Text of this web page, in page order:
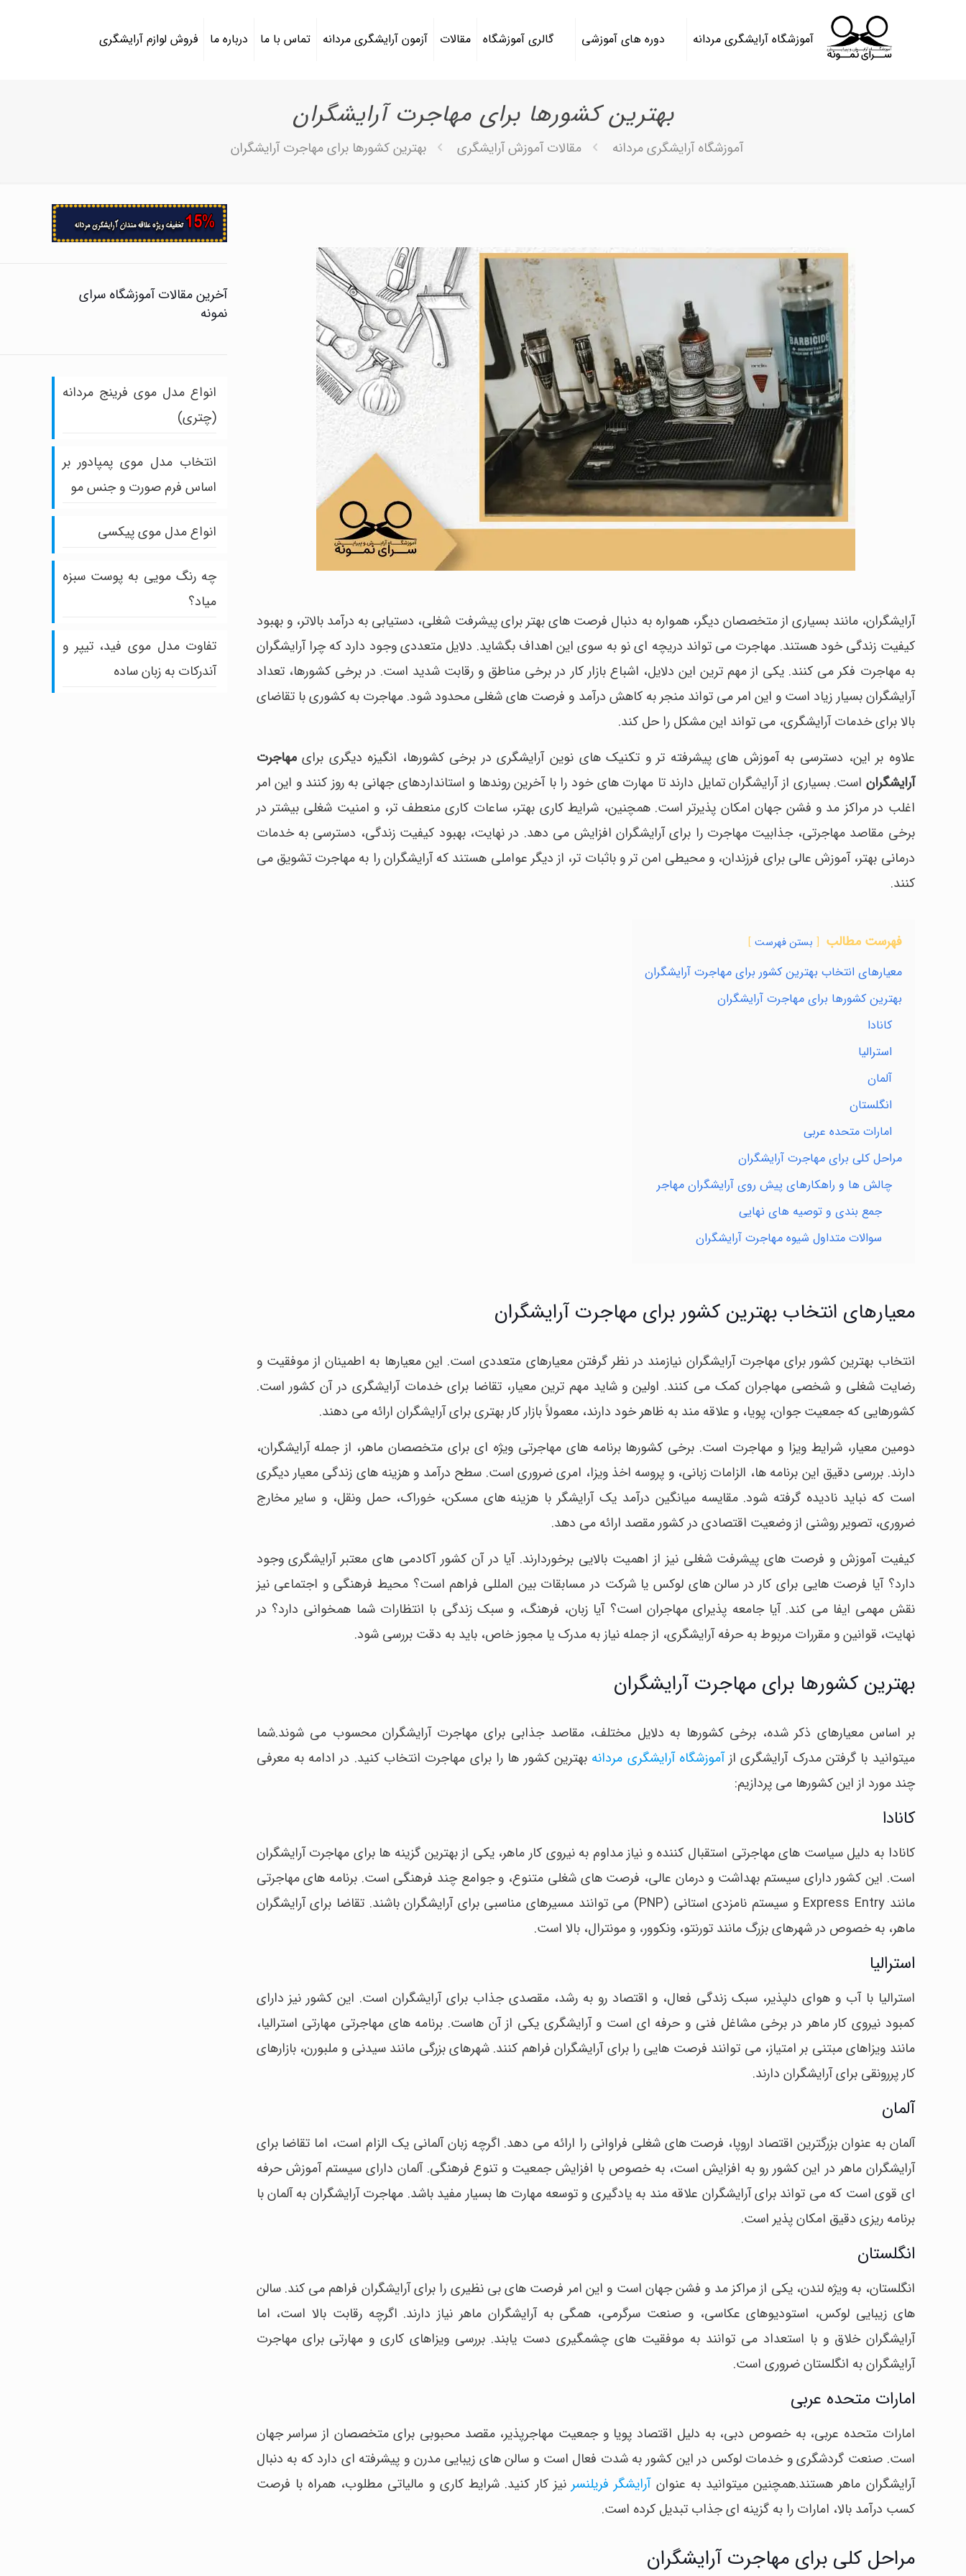
آموزشگاه آرایشگری مردانه دوره های آموزشی گالری آموزشگاه مقالات آزمون آرایشگری مردانه تماس با ما درباره ما فروش لوازم آرایشگری
بهترین کشورها برای مهاجرت آرایشگران
آموزشگاه آرایشگری مردانه مقالات آموزش آرایشگری بهترین کشورها برای مهاجرت آرایشگران
آرایشگران، مانند بسیاری از متخصصان دیگر، همواره به دنبال فرصت های بهتر برای پیشرفت شغلی، دستیابی به درآمد بالاتر، و بهبود
کیفیت زندگی خود هستند. مهاجرت می تواند دریچه ای نو به سوی این اهداف بگشاید. دلایل متعددی وجود دارد که چرا آرایشگران
به مهاجرت فکر می کنند. یکی از مهم ترین این دلایل، اشباع بازار کار در برخی مناطق و رقابت شدید است. در برخی کشورها، تعداد
آرایشگران بسیار زیاد است و این امر می تواند منجر به کاهش درآمد و فرصت های شغلی محدود شود. مهاجرت به کشوری با تقاضای
بالا برای خدمات آرایشگری، می تواند این مشکل را حل کند.
علاوه بر این، دسترسی به آموزش های پیشرفته تر و تکنیک های نوین آرایشگری در برخی کشورها، انگیزه دیگری برایمهاجرت
آرایشگران است. بسیاری از آرایشگران تمایل دارند تا مهارت های خود را با آخرین روندها و استانداردهای جهانی به روز کنند و این امر
اغلب در مراکز مد و فشن جهان امکان پذیرتر است. همچنین، شرایط کاری بهتر، ساعات کاری منعطف تر، و امنیت شغلی بیشتر در
برخی مقاصد مهاجرتی، جذابیت مهاجرت را برای آرایشگران افزایش می دهد. در نهایت، بهبود کیفیت زندگی، دسترسی به خدمات
درمانی بهتر، آموزش عالی برای فرزندان، و محیطی امن تر و باثبات تر، از دیگر عواملی هستند که آرایشگران را به مهاجرت تشویق می
کنند.
فهرست مطالب بستن فهرست
معیارهای انتخاب بهترین کشور برای مهاجرت آرایشگران
بهترین کشورها برای مهاجرت آرایشگران
کانادا
استرالیا
آلمان
انگلستان
امارات متحده عربی
مراحل کلی برای مهاجرت آرایشگران
چالش ها و راهکارهای پیش روی آرایشگران مهاجر
جمع بندی و توصیه های نهایی
سوالات متداول شیوه مهاجرت آرایشگران
معیارهای انتخاب بهترین کشور برای مهاجرت آرایشگران
انتخاب بهترین کشور برای مهاجرت آرایشگران نیازمند در نظر گرفتن معیارهای متعددی است. این معیارها به اطمینان از موفقیت و
رضایت شغلی و شخصی مهاجران کمک می کنند. اولین و شاید مهم ترین معیار، تقاضا برای خدمات آرایشگری در آن کشور است.
کشورهایی که جمعیت جوان، پویا، و علاقه مند به ظاهر خود دارند، معمولاً بازار کار بهتری برای آرایشگران ارائه می دهند.
دومین معیار، شرایط ویزا و مهاجرت است. برخی کشورها برنامه های مهاجرتی ویژه ای برای متخصصان ماهر، از جمله آرایشگران،
دارند. بررسی دقیق این برنامه ها، الزامات زبانی، و پروسه اخذ ویزا، امری ضروری است. سطح درآمد و هزینه های زندگی معیار دیگری
است که نباید نادیده گرفته شود. مقایسه میانگین درآمد یک آرایشگر با هزینه های مسکن، خوراک، حمل ونقل، و سایر مخارج
ضروری، تصویر روشنی از وضعیت اقتصادی در کشور مقصد ارائه می دهد.
کیفیت آموزش و فرصت های پیشرفت شغلی نیز از اهمیت بالایی برخوردارند. آیا در آن کشور آکادمی های معتبر آرایشگری وجود
دارد؟ آیا فرصت هایی برای کار در سالن های لوکس یا شرکت در مسابقات بین المللی فراهم است؟ محیط فرهنگی و اجتماعی نیز
نقش مهمی ایفا می کند. آیا جامعه پذیرای مهاجران است؟ آیا زبان، فرهنگ، و سبک زندگی با انتظارات شما همخوانی دارد؟ در
نهایت، قوانین و مقررات مربوط به حرفه آرایشگری، از جمله نیاز به مدرک یا مجوز خاص، باید به دقت بررسی شود.
بهترین کشورها برای مهاجرت آرایشگران
بر اساس معیارهای ذکر شده، برخی کشورها به دلایل مختلف، مقاصد جذابی برای مهاجرت آرایشگران محسوب می شوند.شما
میتوانید با گرفتن مدرک آرایشگری از آموزشگاه آرایشگری مردانه بهترین کشور ها را برای مهاجرت انتخاب کنید. در ادامه به معرفی
چند مورد از این کشورها می پردازیم:
کانادا
کانادا به دلیل سیاست های مهاجرتی استقبال کننده و نیاز مداوم به نیروی کار ماهر، یکی از بهترین گزینه ها برای مهاجرت آرایشگران
است. این کشور دارای سیستم بهداشت و درمان عالی، فرصت های شغلی متنوع، و جوامع چند فرهنگی است. برنامه های مهاجرتی
مانند Express Entry و سیستم نامزدی استانی (PNP) می توانند مسیرهای مناسبی برای آرایشگران باشند. تقاضا برای آرایشگران
ماهر، به خصوص در شهرهای بزرگ مانند تورنتو، ونکوور، و مونترال، بالا است.
استرالیا
استرالیا با آب و هوای دلپذیر، سبک زندگی فعال، و اقتصاد رو به رشد، مقصدی جذاب برای آرایشگران است. این کشور نیز دارای
کمبود نیروی کار ماهر در برخی مشاغل فنی و حرفه ای است و آرایشگری یکی از آن هاست. برنامه های مهاجرتی مهارتی استرالیا،
مانند ویزاهای مبتنی بر امتیاز، می توانند فرصت هایی را برای آرایشگران فراهم کنند. شهرهای بزرگی مانند سیدنی و ملبورن، بازارهای
کار پررونقی برای آرایشگران دارند.
آلمان
آلمان به عنوان بزرگترین اقتصاد اروپا، فرصت های شغلی فراوانی را ارائه می دهد. اگرچه زبان آلمانی یک الزام است، اما تقاضا برای
آرایشگران ماهر در این کشور رو به افزایش است، به خصوص با افزایش جمعیت و تنوع فرهنگی. آلمان دارای سیستم آموزش حرفه
ای قوی است که می تواند برای آرایشگران علاقه مند به یادگیری و توسعه مهارت ها بسیار مفید باشد. مهاجرت آرایشگران به آلمان با
برنامه ریزی دقیق امکان پذیر است.
انگلستان
انگلستان، به ویژه لندن، یکی از مراکز مد و فشن جهان است و این امر فرصت های بی نظیری را برای آرایشگران فراهم می کند. سالن
های زیبایی لوکس، استودیوهای عکاسی، و صنعت سرگرمی، همگی به آرایشگران ماهر نیاز دارند. اگرچه رقابت بالا است، اما
آرایشگران خلاق و با استعداد می توانند به موفقیت های چشمگیری دست یابند. بررسی ویزاهای کاری و مهارتی برای مهاجرت
آرایشگران به انگلستان ضروری است.
امارات متحده عربی
امارات متحده عربی، به خصوص دبی، به دلیل اقتصاد پویا و جمعیت مهاجرپذیر، مقصد محبوبی برای متخصصان از سراسر جهان
است. صنعت گردشگری و خدمات لوکس در این کشور به شدت فعال است و سالن های زیبایی مدرن و پیشرفته ای دارد که به دنبال
آرایشگران ماهر هستند.همچنین میتوانید به عنوانآرایشگر فریلنسر نیز کار کنید. شرایط کاری و مالیاتی مطلوب، همراه با فرصت
کسب درآمد بالا، امارات را به گزینه ای جذاب تبدیل کرده است.
مراحل کلی برای مهاجرت آرایشگران
آخرین مقالات آموزشگاه سرای
نمونه
انواع مدل موی فرینج مردانه
(چتری)
انتخاب مدل موی پمپادور بر
اساس فرم صورت و جنس مو
انواع مدل موی پیکسی
چه رنگ مویی به پوست سبزه
میاد؟
تفاوت مدل موی فید، تیپر و
آندرکات به زبان ساده